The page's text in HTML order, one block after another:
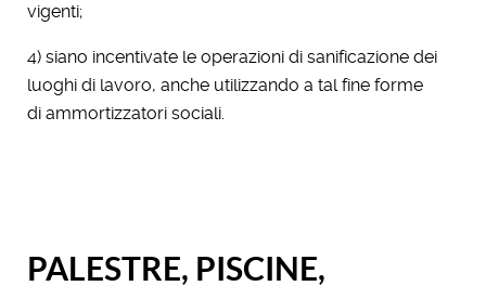
vigenti;
4) siano incentivate le operazioni di sanificazione dei
luoghi di lavoro, anche utilizzando a tal fine forme
di ammortizzatori sociali.
PALESTRE, PISCINE,